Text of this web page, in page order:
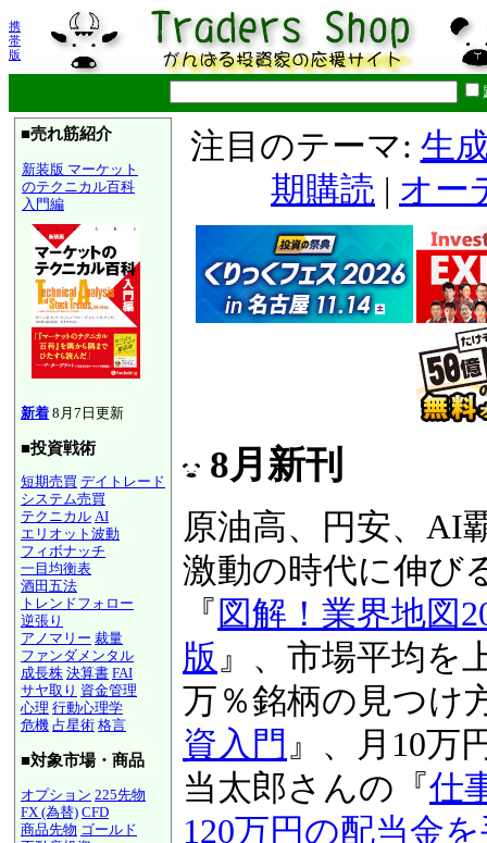
携
帯
版
■売れ筋紹介
新装版 マーケット
のテクニカル百科
入門編
新着 8月7日更新
■投資戦術
短期売買 デイトレード
システム売買
テクニカル AI
エリオット波動
フィボナッチ
一目均衡表
酒田五法
トレンドフォロー
逆張り
アノマリー 裁量
ファンダメンタル
成長株 決算書 FAI
サヤ取り 資金管理
心理 行動心理学
危機 占星術 格言
■対象市場・商品
オプション 225先物
FX (為替) CFD
商品先物 ゴールド
注目のテーマ: 生
期購読 | オー
8月新刊
原油高、円安、
激動の時代に伸び
『図解！業界地図
版』、市場平均を
万％銘柄の見つけ
資入門 』、月10万
当太郎さんの『仕
120万円の配当金